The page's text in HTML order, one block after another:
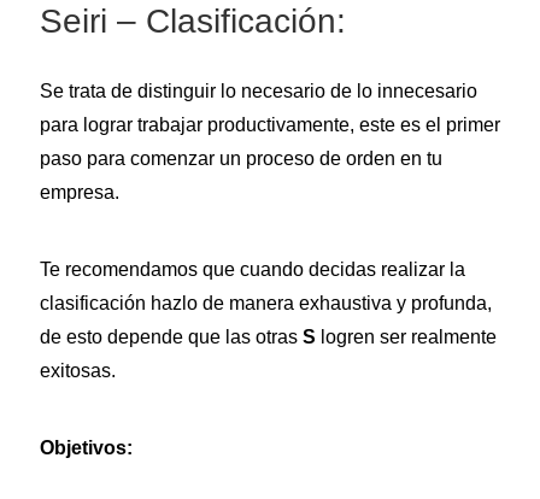
Seiri – Clasificación:
Se trata de distinguir lo necesario de lo innecesario
para lograr trabajar productivamente, este es el primer
paso para comenzar un proceso de orden en tu
empresa.
Te recomendamos que cuando decidas realizar la
clasificación hazlo de manera exhaustiva y profunda,
de esto depende que las otras S logren ser realmente
exitosas.
Objetivos: